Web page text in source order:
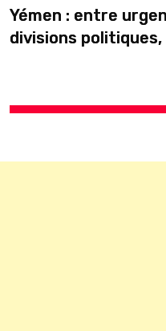
Yémen : entre
divisions politiques,